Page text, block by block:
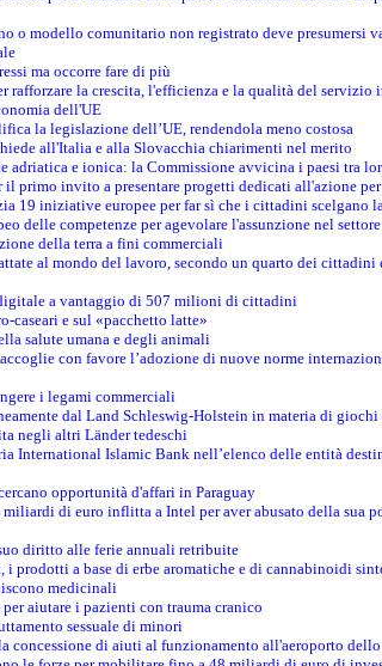
o modello comunitario non registrato deve presumersi
ma occorre fare di più
rafforzare la crescita, l'efficienza e la qualità del servizio
dell'UE
la legislazione dell’UE, rendendola meno costosa
all'Italia e alla Slovacchia chiarimenti nel merito
adriatica e ionica: la Commissione avvicina i paesi tra
primo invito a presentare progetti dedicati all'azione
19 iniziative europee per far sì che i cittadini scelgano
delle competenze per agevolare l'assunzione nel
della terra a fini commerciali
al mondo del lavoro, secondo un quarto dei cittadini
a vantaggio di 507 milioni di cittadini
caseari e sul «pacchetto latte»
salute umana e degli animali
con favore l’adozione di nuove norme
i legami commerciali
dal Land Schleswig-Holstein in materia di giochi
negli altri Länder tedeschi
International Islamic Bank nell’elenco delle entità
opportunità d'affari in Paraguay
di euro inflitta a Intel per aver abusato della sua
diritto alle ferie annuali retribuite
i prodotti a base di erbe aromatiche e di cannabinoidi
medicinali
aiutare i pazienti con trauma cranico
sessuale di minori
concessione di aiuti al funzionamento all'aeroporto